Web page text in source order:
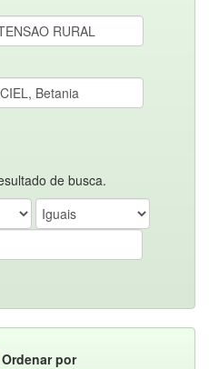
de busca.
Ordenar por